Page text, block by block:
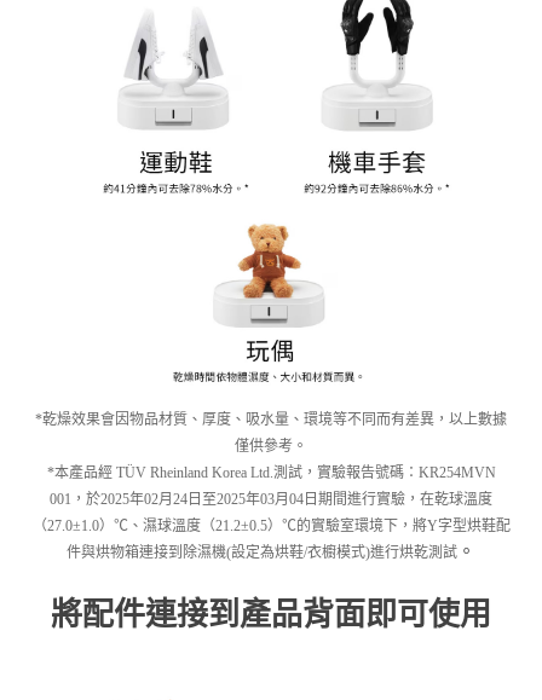
*乾燥效果會因物品材質、厚度、吸水量、環境等不同而有差異，以上數據
僅供參考。
*本產品經 TÜV Rheinland Korea Ltd.測試，實驗報告號碼：KR254MVN
001，於2025年02月24日至2025年03月04日期間進行實驗，在乾球溫度
（27.0±1.0）℃、濕球溫度（21.2±0.5）℃的實驗室環境下，將Y字型烘鞋配
件與烘物箱連接到除濕機(設定為烘鞋/衣櫥模式)進行烘乾測試 。
將配件連接到產品背面即可使用